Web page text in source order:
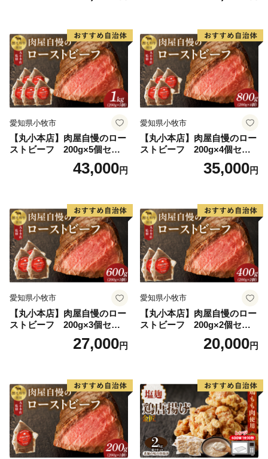
愛知県小牧市
【丸小本店】肉屋自慢のロー
ストビーフ 200g×5個セッ
43,000円
愛知県小牧市
【丸小本店】肉屋自慢のロー
ストビーフ 200g×4個セッ
35,000円
愛知県小牧市
【丸小本店】肉屋自慢のロー
ストビーフ 200g×3個セッ
27,000円
愛知県小牧市
【丸小本店】肉屋自慢のロー
ストビーフ 200g×2個セッ
20,000円